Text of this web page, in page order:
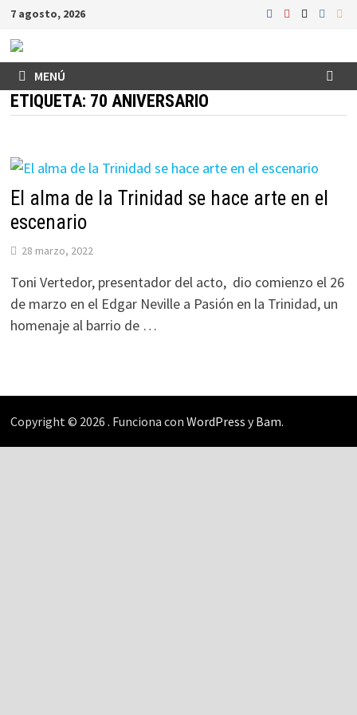
Saltar
contenido
7 agosto, 2026
MENÚ
ETIQUETA: 70 ANIVERSARIO
El alma de la Trinidad se hace arte en el
escenario
28 marzo, 2022
Toni Vertedor, presentador del acto, dio comienzo el 26
de marzo en el Edgar Neville a Pasión en la Trinidad, un
homenaje al barrio de …
Copyright © 2026 . Funciona con WordPress yBam.